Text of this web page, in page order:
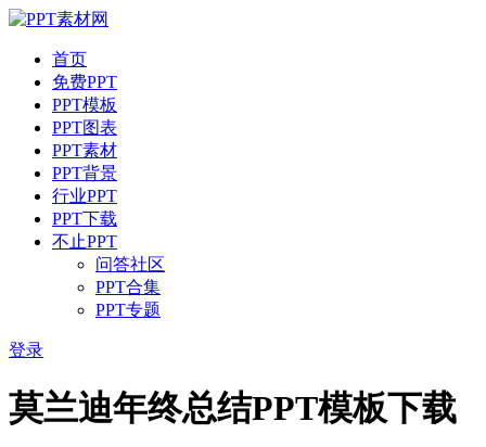
首页
免费PPT
PPT模板
PPT图表
PPT素材
PPT背景
行业PPT
PPT下载
不止PPT
问答社区
PPT合集
PPT专题
登录
莫兰迪年终总结PPT模板下载